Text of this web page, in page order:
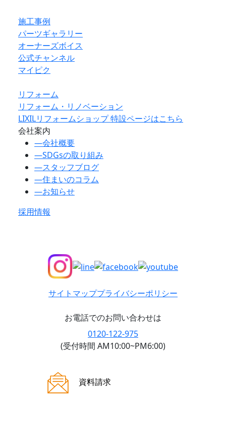
施工事例
パーツギャラリー
オーナーズボイス
公式チャンネル
マイピク
リフォーム
リフォーム・リノベーション
LIXILリフォームショップ 特設ページはこちら
会社案内
―会社概要
―SDGsの取り組み
―スタッフブログ
―住まいのコラム
―お知らせ
採用情報
サイトマッププライバシーポリシー
お電話でのお問い合わせは
0120-122-975
(受付時間 AM10:00~PM6:00)
資料請求